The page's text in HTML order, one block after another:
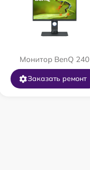
Монитор BenQ 240
Заказать ремонт